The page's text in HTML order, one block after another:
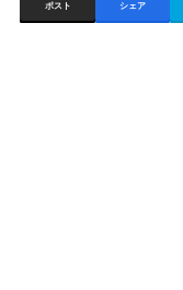
ポスト シェア